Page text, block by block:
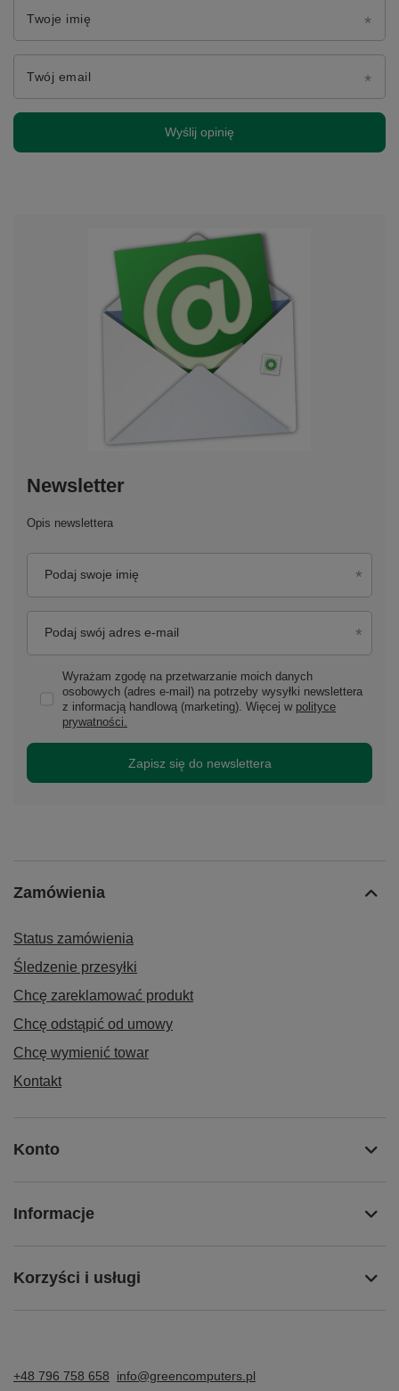
Twoje imię
Twój email
Wyślij opinię
Newsletter
Opis newslettera
Podaj swoje imię
Podaj swój adres e-mail
Wyrażam zgodę na przetwarzanie moich danych
osobowych (adres e-mail) na potrzeby wysyłki newslettera
z informacją handlową (marketing). Więcej w polityce
prywatności.
Zapisz się do newslettera
Zamówienia
Status zamówienia
Śledzenie przesyłki
Chcę zareklamować produkt
Chcę odstąpić od umowy
Chcę wymienić towar
Kontakt
Konto
Informacje
Korzyści i usługi
+48 796 758 658 info@greencomputers.pl